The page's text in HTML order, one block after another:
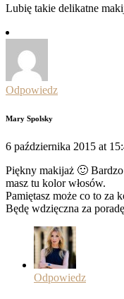
Lubię takie delikatne
Odpowiedz
Mary Spolsky
6 października 2015 at
Piękny makijaż 🙂
masz tu kolor włosów.
Pamiętasz może co to za
Będę wdzięczna za
Odpowiedz